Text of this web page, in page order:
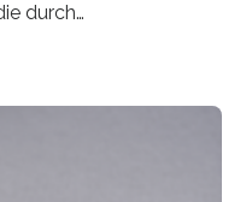
durch
darunter? Wo
die sich durch
Jun.-Prof. Dr.
an der